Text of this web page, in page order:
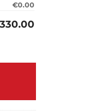
€0.00
330.00
aantal